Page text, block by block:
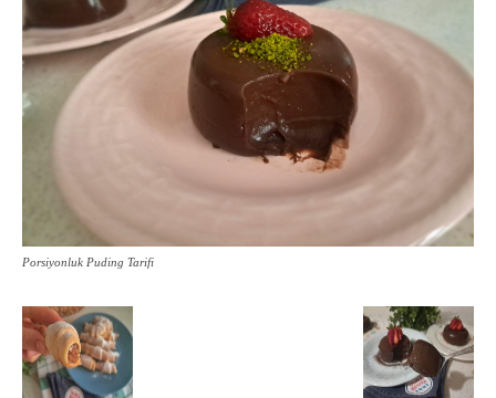
Porsiyonluk Puding Tarifi